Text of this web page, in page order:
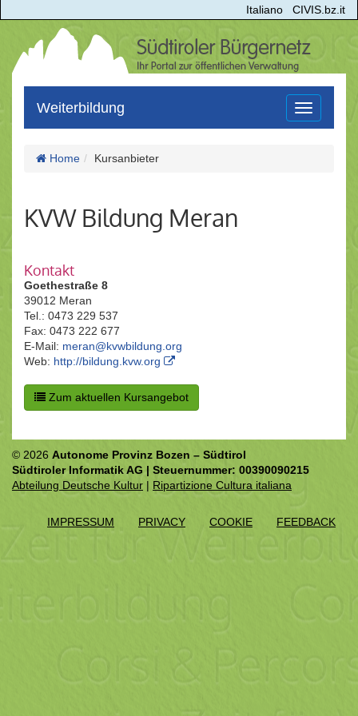
Italiano CIVIS.bz.it
Toggle
navigation
Weiterbildung
Home Kursanbieter
KVW Bildung Meran
Kontakt
Goethestraße 8
39012 Meran
Tel.: 0473 229 537
Fax: 0473 222 677
E-Mail: meran@kvwbildung.org
Web: http://bildung.kvw.org
Zum aktuellen Kursangebot
© 2026 Autonome Provinz Bozen – Südtirol
Südtiroler Informatik AG | Steuernummer: 00390090215
Abteilung Deutsche Kultur | Ripartizione Cultura italiana
IMPRESSUM PRIVACY COOKIE FEEDBACK